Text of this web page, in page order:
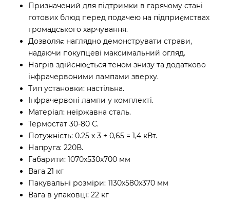
Призначений для підтримки в гарячому стані
готових блюд перед подачею на підприємствах
громадського харчування.
Дозволяє наглядно демонструвати страви,
надаючи покупцеві максимальний огляд.
Нагрів здійснюється теном знизу та додатково
інфрачервоними лампами зверху.
Тип установки: настільна.
Інфрачервоні лампи у комплекті.
Матеріал: неіржавна сталь.
Термостат 30-80 С.
Потужність: 0.25 х 3 + 0,65 = 1,4 кВт.
Напруга: 220В.
Габарити: 1070x530x700 мм
Вага 21 кг
Пакувальні розміри: 1130x580x370 мм
Вага в упаковці: 22 кг